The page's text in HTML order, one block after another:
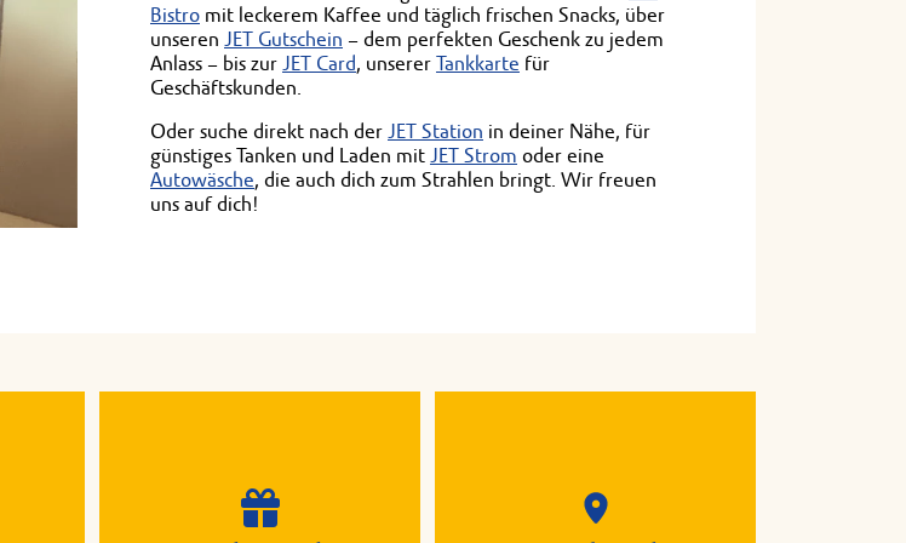
Bistro mit leckerem Kaffee und täglich frischen Snacks, über
unseren JET Gutschein – dem perfekten Geschenk zu jedem
Anlass – bis zur JET Card, unserer Tankkarte für
Geschäftskunden.
Oder suche direkt nach der JET Station in deiner Nähe, für
günstiges Tanken und Laden mit JET Strom oder eine
Autowäsche, die auch dich zum Strahlen bringt. Wir freuen
uns auf dich!